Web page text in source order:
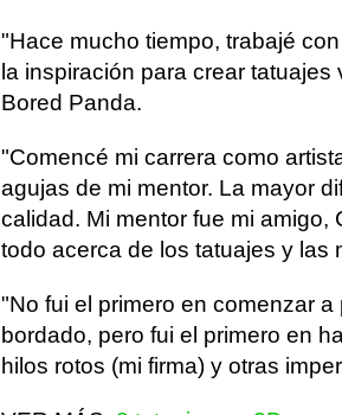
"Hace mucho tiempo, trabajé
la inspiración para crear
Bored Panda.
"Comencé mi carrera como
agujas de mi mentor. La mayor
calidad. Mi mentor fue mi amigo,
todo acerca de los tatuajes y las
"No fui el primero en comenzar
bordado, pero fui el primero en
hilos rotos (mi firma) y otras